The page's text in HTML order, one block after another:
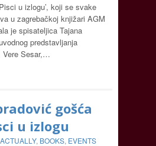
u izlogu’, koji se svake
u zagrebačkoj knjižari AGM
je spisateljica Tajana
predstavljanja
Vere Sesar,…
gošća
u izlogu
ACTUALLY, BOOKS, EVENTS